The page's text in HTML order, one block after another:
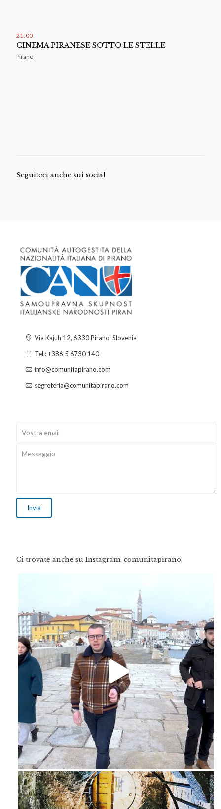
21 : 00
CINEMA PIRANESE SOTTO LE STELLE
Pirano
Seguiteci anche sui social
Via Kajuh 12, 6330 Pirano, Slovenia
Tel.: +386 5 6730 140
info@comunitapirano.com
segreteria@comunitapirano.com
Ci trovate anche su Instagram: comunitapirano
Feb 16